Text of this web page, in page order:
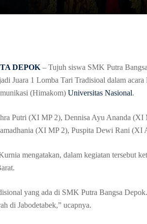
DEPOK – Tujuh siswa SMK Putra
Juara 1 Lomba Tari Tradisioal dalam
(Himakom) Universitas Nasional.
Putri (XI MP 2), Dennisa Ayu Ananda
(XI MP 2), Puspita Dewi Rani
mengatakan, dalam kegiatan tersebut
yang ada di SMK Putra Bangsa
di Jabodetabek,” ucapnya.